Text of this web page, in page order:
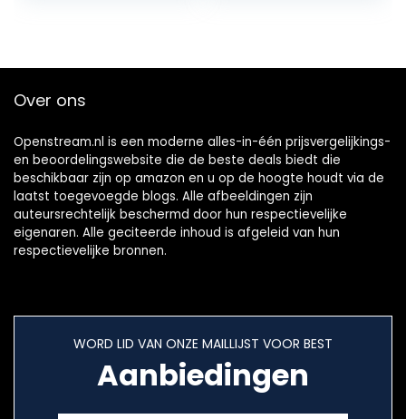
Over ons
Openstream.nl is een moderne alles-in-één prijsvergelijkings-
en beoordelingswebsite die de beste deals biedt die
beschikbaar zijn op amazon en u op de hoogte houdt via de
laatst toegevoegde blogs. Alle afbeeldingen zijn
auteursrechtelijk beschermd door hun respectievelijke
eigenaren. Alle geciteerde inhoud is afgeleid van hun
respectievelijke bronnen.
WORD LID VAN ONZE MAILLIJST VOOR BEST
Aanbiedingen